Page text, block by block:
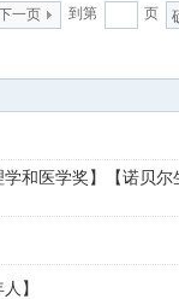
一页 到第 页
学和医学奖】【诺贝
】